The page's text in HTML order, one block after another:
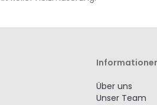
Über uns
Unser Team